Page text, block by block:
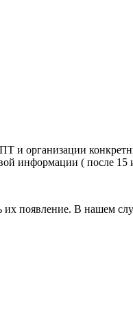
и организации
информации ( после 15
их появление. В нашем